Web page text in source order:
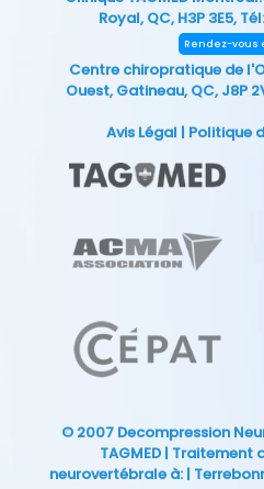
Royal, QC, H3P 3E5, Tél:
Rendez-vous
Centre chiropratique de
Ouest, Gatineau, QC, J8P
Avis Légal | Politique
© 2007 Decompression
TAGMED | Traitement
neurovertébrale à: |